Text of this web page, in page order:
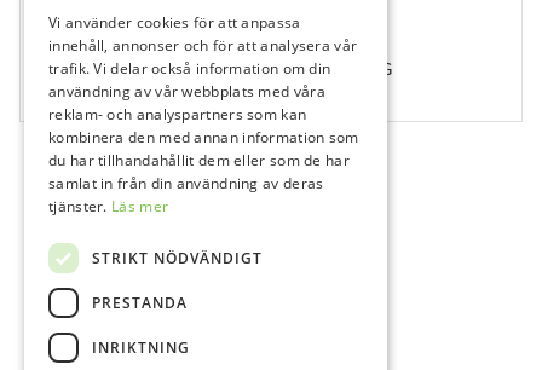
514513
Ethicon Sutur, Vicryl, 3-0, FS-2, 45 cm, V393G
12 st
Vi använder cookies för att anpassa
innehåll, annonser och för att analysera vår
trafik. Vi delar också information om din
användning av vår webbplats med våra
reklam- och analyspartners som kan
kombinera den med annan information som
du har tillhandahållit dem eller som de har
samlat in från din användning av deras
tjänster. Läs mer
STRIKT NÖDVÄNDIGT
PRESTANDA
INRIKTNING